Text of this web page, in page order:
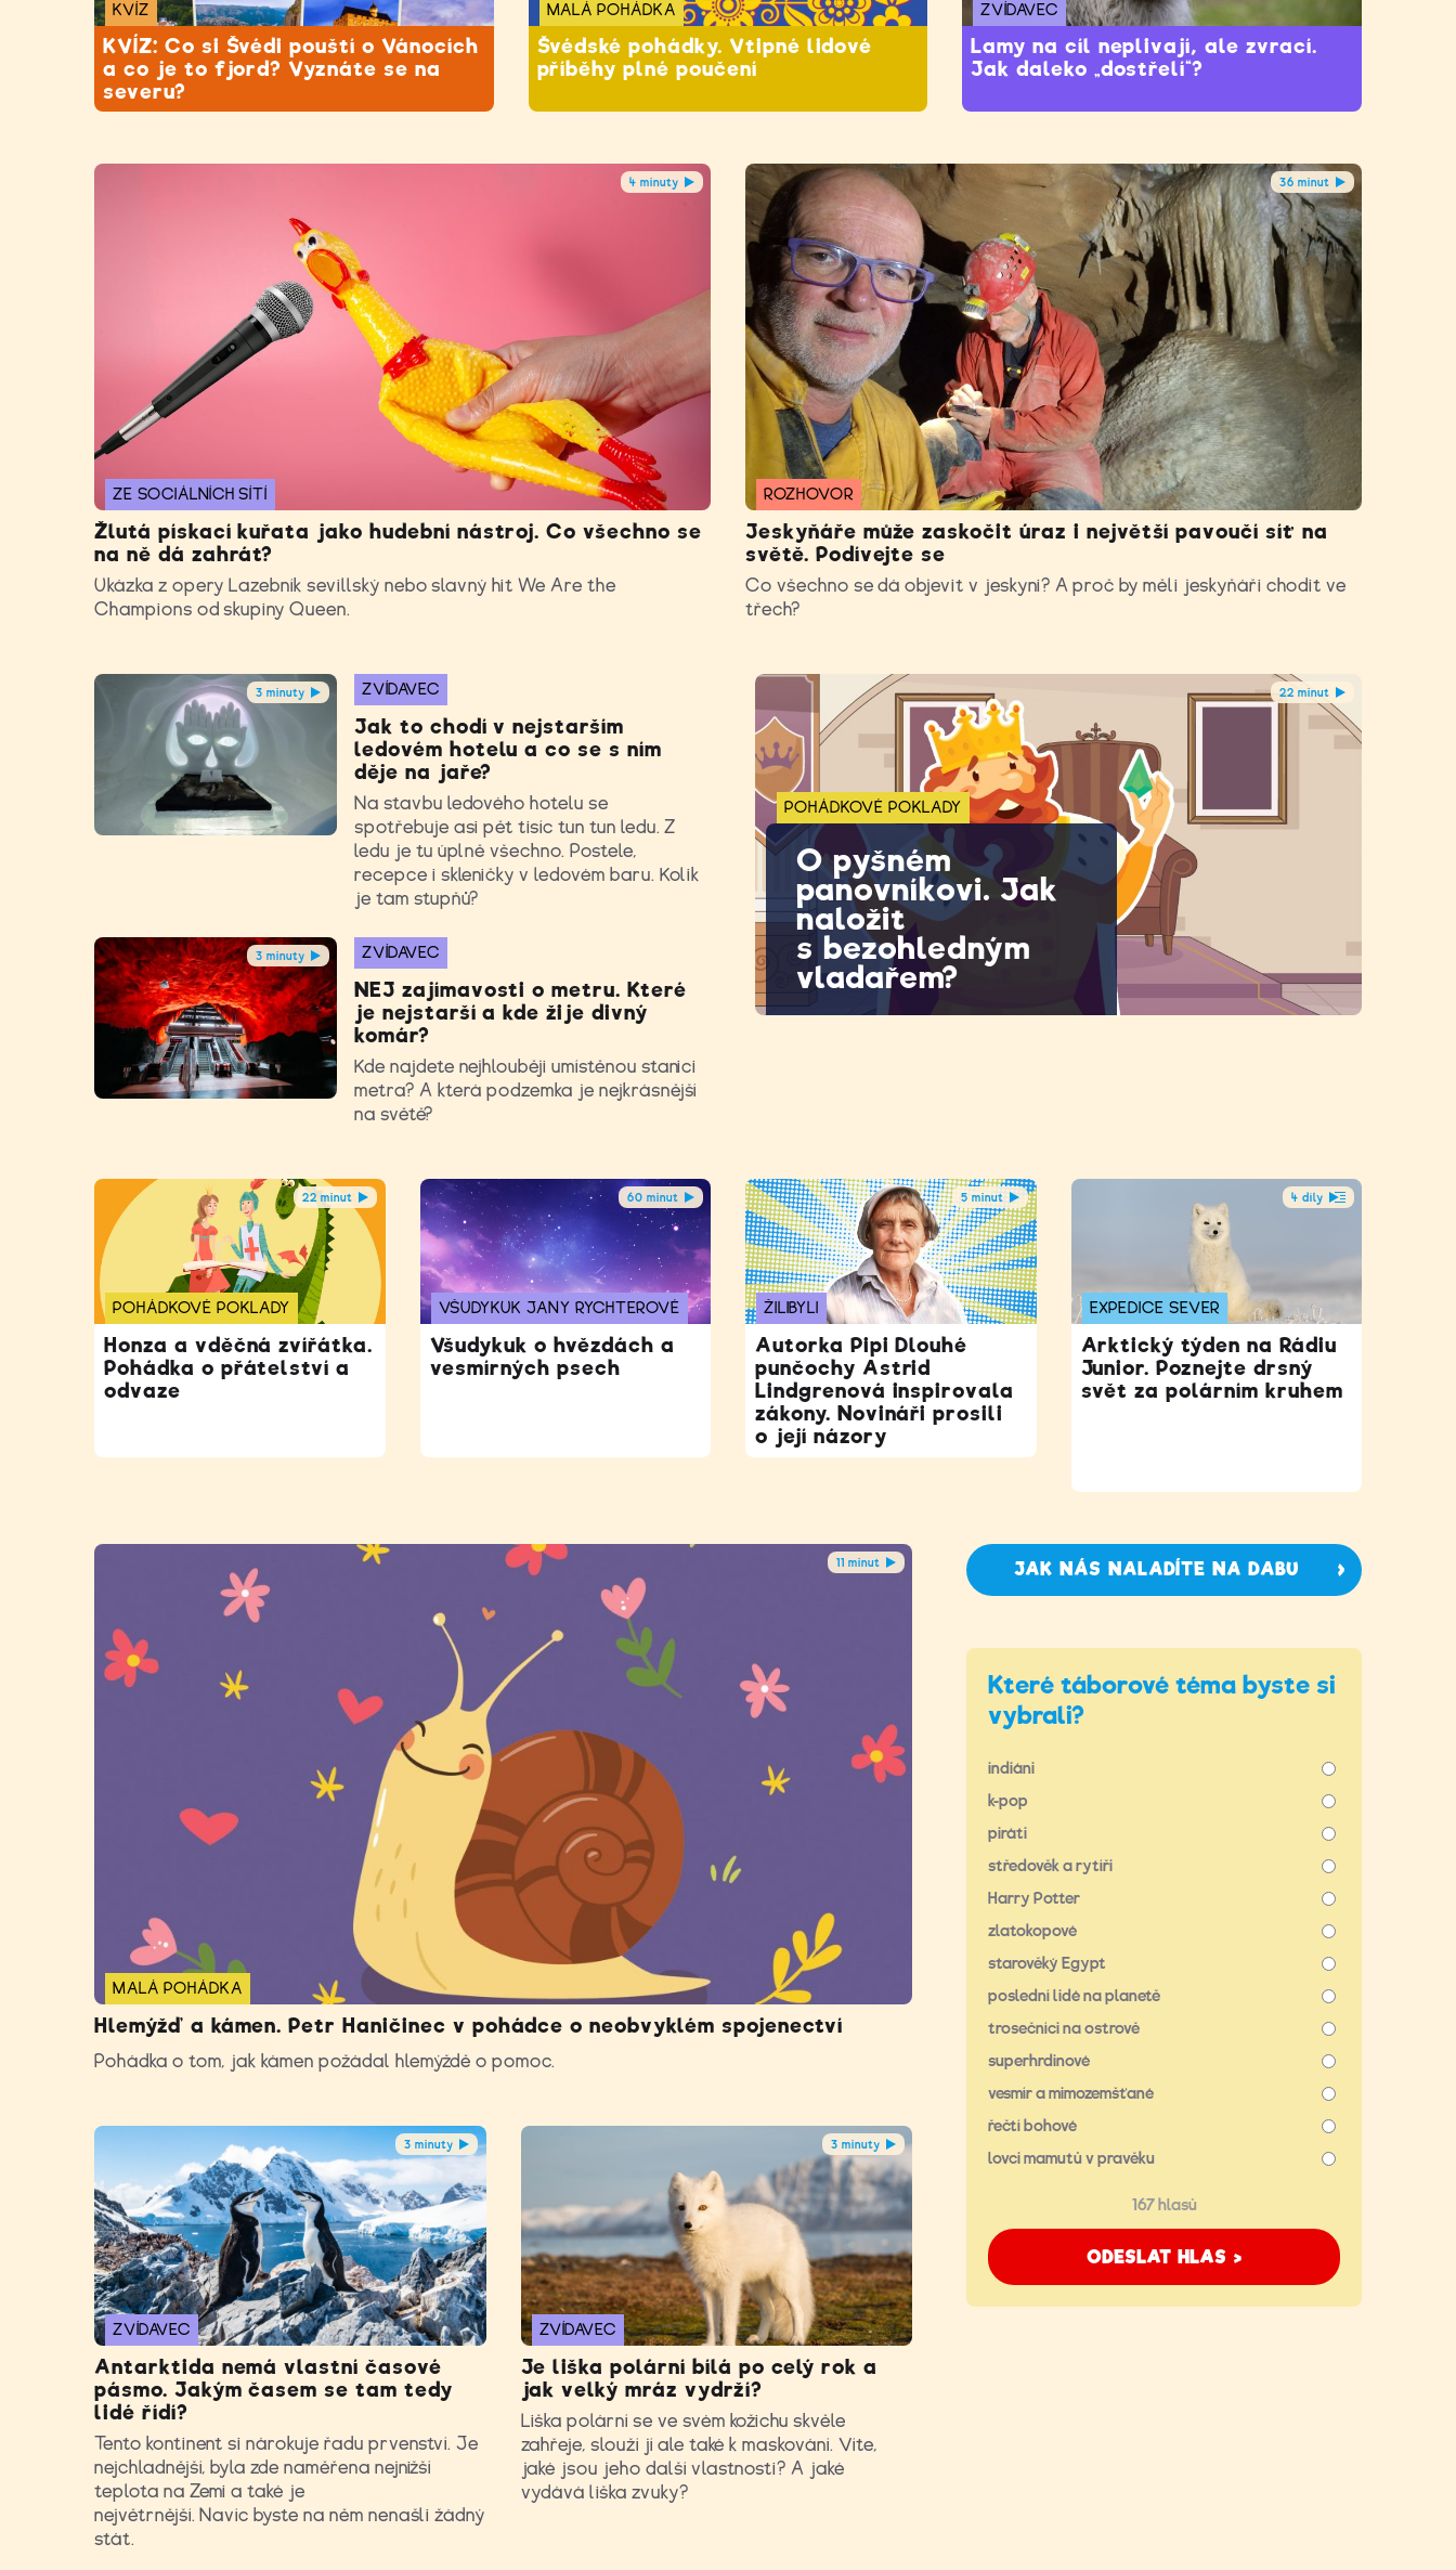
KVÍZ
KVÍZ: Co si Švédi pouští o Vánocích
a co je to fjord? Vyznáte se na
severu?
MALÁ POHÁDKA
Švédské pohádky. Vtipné lidové
příběhy plné poučení
ZVÍDAVEC
Lamy na cíl neplivají, ale zvrací.
Jak daleko „dostřelí“?
4 minuty
ZE SOCIÁLNÍCH SÍTÍ
Žlutá pískací kuřata jako hudební nástroj. Co všechno se
na ně dá zahrát?
Ukázka z opery Lazebník sevillský nebo slavný hit We Are the
Champions od skupiny Queen.
36 minut
ROZHOVOR
Jeskyňáře může zaskočit úraz i největší pavoučí síť na
světě. Podívejte se
Co všechno se dá objevit v jeskyni? A proč by měli jeskyňáři chodit ve
třech?
3 minuty ZVÍDAVEC
Jak to chodí v nejstarším
ledovém hotelu a co se s ním
děje na jaře?
Na stavbu ledového hotelu se
spotřebuje asi pět tisíc tun tun ledu. Z
ledu je tu úplně všechno. Postele,
recepce i skleničky v ledovém baru. Kolik
je tam stupňů?
3 minuty ZVÍDAVEC
NEJ zajímavosti o metru. Které
je nejstarší a kde žije divný
komár?
Kde najdete nejhlouběji umístěnou stanici
metra? A která podzemka je nejkrásnější
na světě?
22 minut
POHÁDKOVÉ POKLADY
O pyšném
panovníkovi. Jak
naložit
s bezohledným
vladařem?
22 minut
POHÁDKOVÉ POKLADY
Honza a vděčná zvířátka.
Pohádka o přátelství a
odvaze
60 minut
VŠUDYKUK JANY RYCHTEROVÉ
Všudykuk o hvězdách a
vesmírných psech
5 minut
ŽILIBYLI
Autorka Pipi Dlouhé
punčochy Astrid
Lindgrenová inspirovala
zákony. Novináři prosili
o její názory
4 díly
EXPEDICE SEVER
Arktický týden na Rádiu
Junior. Poznejte drsný
svět za polárním kruhem
11 minut
MALÁ POHÁDKA
Hlemýžď a kámen. Petr Haničinec v pohádce o neobvyklém spojenectví
Pohádka o tom, jak kámen požádal hlemýždě o pomoc.
3 minuty
ZVÍDAVEC
Antarktida nemá vlastní časové
pásmo. Jakým časem se tam tedy
lidé řídí?
Tento kontinent si nárokuje řadu prvenství. Je
nejchladnější, byla zde naměřena nejnižší
teplota na Zemi a také je
největrnější. Navíc byste na něm nenašli žádný
stát.
3 minuty
ZVÍDAVEC
Je liška polární bílá po celý rok a
jak velký mráz vydrží?
Liška polární se ve svém kožichu skvěle
zahřeje, slouží jí ale také k maskování. Víte,
jaké jsou jeho další vlastnosti? A jaké
vydává liška zvuky?
JAK NÁS NALADÍTE NA DABU